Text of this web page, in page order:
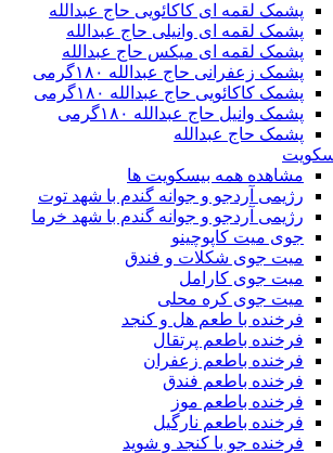
پشمک لقمه ای کاکائویی حاج عبدالله
پشمک لقمه ای وانیلی حاج عبدالله
پشمک لقمه ای میکس حاج عبدالله
پشمک زعفرانی حاج عبدالله ۱۸۰گرمی
پشمک کاکائویی حاج عبدالله ۱۸۰گرمی
پشمک وانیل حاج عبدالله ۱۸۰گرمی
پشمک حاج عبدالله
مشاهده همه بیسکویت ها
رژیمی آردجو و جوانه گندم با شهد توت
رژیمی آردجو و جوانه گندم با شهد خرما
جوی میت کاپوچینو
میت جوی شکلات و فندق
میت جوی کارامل
میت جوی کره محلی
فرخنده با طعم هل و کنجد
فرخنده باطعم پرتقال
فرخنده باطعم زعفران
فرخنده باطعم فندق
فرخنده باطعم موز
فرخنده باطعم نارگیل
فرخنده جو با کنجد و شوید